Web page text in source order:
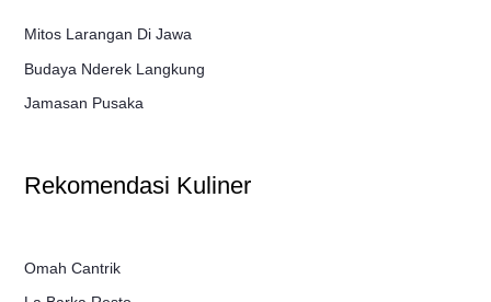
Mitos Larangan Di Jawa
Budaya Nderek Langkung
Jamasan Pusaka
Rekomendasi Kuliner
Omah Cantrik